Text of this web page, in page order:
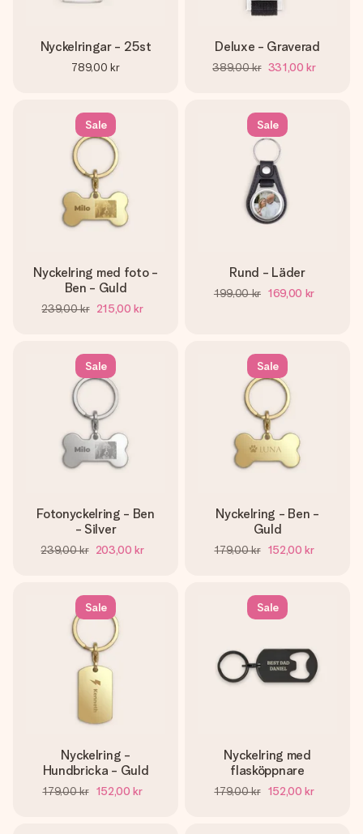
Nyckelringar - 25st
789,00 kr
Deluxe - Graverad
389,00 kr 331,00 kr
Sale
Nyckelring med foto -
Ben - Guld
239,00 kr 215,00 kr
Sale
Rund - Läder
199,00 kr 169,00 kr
Sale
Fotonyckelring - Ben
- Silver
239,00 kr 203,00 kr
Sale
Nyckelring - Ben -
Guld
179,00 kr 152,00 kr
Sale
Nyckelring -
Hundbricka - Guld
179,00 kr 152,00 kr
Sale
Nyckelring med
flasköppnare
179,00 kr 152,00 kr